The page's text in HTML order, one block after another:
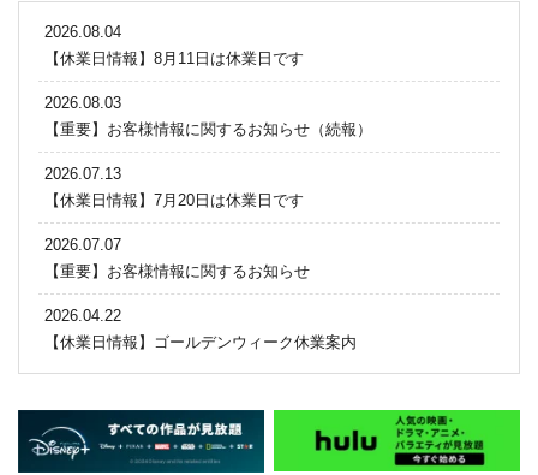
2026.08.04
【休業日情報】8月11日は休業日です
2026.08.03
【重要】お客様情報に関するお知らせ（続報）
2026.07.13
【休業日情報】7月20日は休業日です
2026.07.07
【重要】お客様情報に関するお知らせ
2026.04.22
【休業日情報】ゴールデンウィーク休業案内